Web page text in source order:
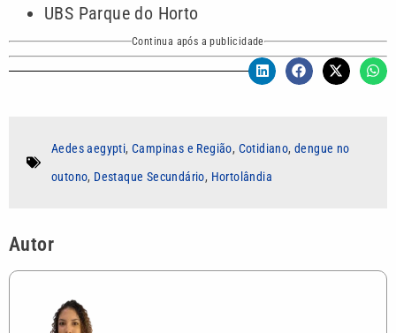
UBS Parque do Horto
Continua após a publicidade
Aedes aegypti,Campinas e Região, Cotidiano,dengue no
outono, Destaque Secundário, Hortolândia
Autor